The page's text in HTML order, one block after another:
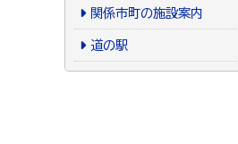
関係市町の施設案内
道の駅